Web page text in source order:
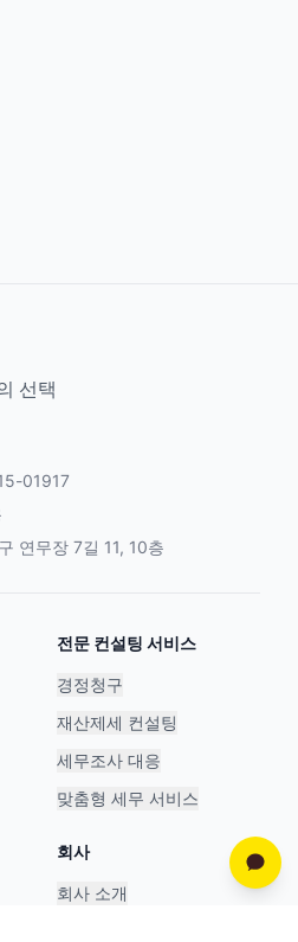
선택
01917
연무장 7길 11, 10층
전문 컨설팅 서비스
경정청구
재산제세 컨설팅
세무조사 대응
맞춤형 세무 서비스
회사
회사 소개